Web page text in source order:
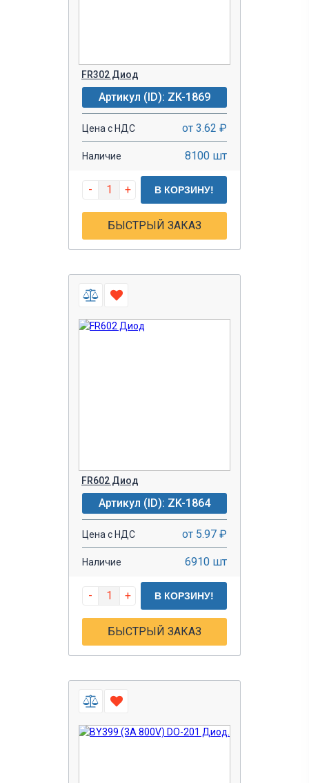
FR302 Диод
Артикул (ID): ZK-1869
Цена с НДС от 3.62 ₽
Наличие 8100 шт
- + В КОРЗИНУ!
БЫСТРЫЙ ЗАКАЗ
FR602 Диод
Артикул (ID): ZK-1864
Цена с НДС от 5.97 ₽
Наличие 6910 шт
- + В КОРЗИНУ!
БЫСТРЫЙ ЗАКАЗ